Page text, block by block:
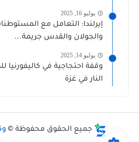
يوليو 16, 2025
إيرلندا: التعامل مع
والجولان والقدس جريمة...
يوليو 14, 2025
وقفة احتجاجية في كاليفورنيا
النار في غزة
جميع الحقوق محفوظة ©